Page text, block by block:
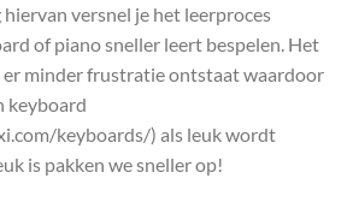
versnel je het leerproces
of piano sneller leert bespelen. Het
er minder frustratie ontstaat waardoor
keyboard
keyboards/) als leuk wordt
is pakken we sneller op!